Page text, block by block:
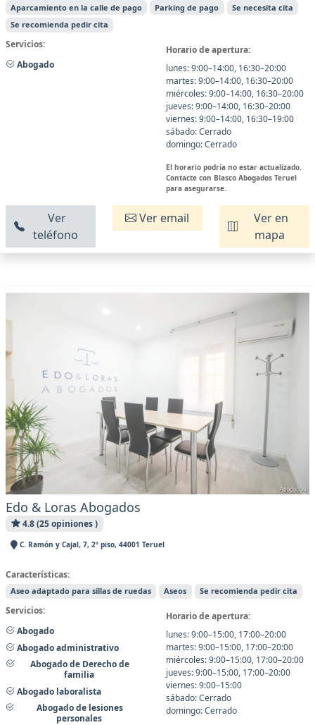
Aparcamiento en la calle de pago Parking de pago
Se necesita cita
Se recomienda pedir cita
Servicios:
Abogado
Horario de apertura:
lunes: 9:00–14:00, 16:30–20:00
martes: 9:00–14:00, 16:30–20:00
miércoles: 9:00–14:00, 16:30–20:00
jueves: 9:00–14:00, 16:30–20:00
viernes: 9:00–14:00, 16:30–19:00
sábado: Cerrado
domingo: Cerrado
El horario podría no estar actualizado.
Contacte con Blasco Abogados Teruel
para asegurarse.
Ver
teléfono
Ver email
Ver en
mapa
Edo & Loras Abogados
4.8 (25 opiniones )
C. Ramón y Cajal, 7, 2º piso, 44001 Teruel
Características:
Aseo adaptado para sillas de ruedas Aseos Se recomienda pedir cita
Servicios:
Abogado
Abogado administrativo
Abogado de Derecho de
familia
Abogado laboralista
Abogado de lesiones
personales
Horario de apertura:
lunes: 9:00–15:00, 17:00–20:00
martes: 9:00–15:00, 17:00–20:00
miércoles: 9:00–15:00, 17:00–20:00
jueves: 9:00–15:00, 17:00–20:00
viernes: 9:00–15:00
sábado: Cerrado
domingo: Cerrado